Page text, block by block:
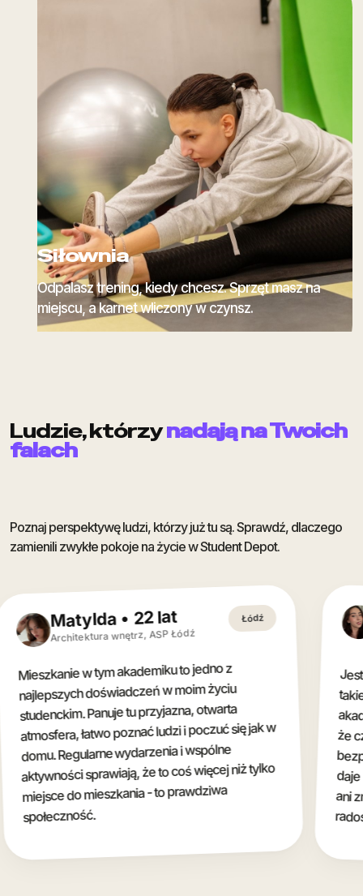
Siłownia
Odpalasz trening, kiedy chcesz. Sprzęt masz na
miejscu, a karnet wliczony w czynsz.
Ludzie, którzynadają na Twoich
falach
Poznaj perspektywę ludzi, którzy już tu są. Sprawdź, dlaczego
zamienili zwykłe pokoje na życie w Student Depot.
• 22 lat
ASP Łódź
Łódź
akademiku to jedno z
w moim życiu
tu przyjazna, otwarta
ludzi i poczuć się jak w
i wspólne
że to coś więcej niż tylko
- to prawdziwa
Milla • 20
Media design i
Jestem niesamowicie
takie miejsce jak
akademiku we
że czuję się tu
bezpiecznie. Mogę
daje mi poczucie
ani zmartwień w pełni
radości z życia